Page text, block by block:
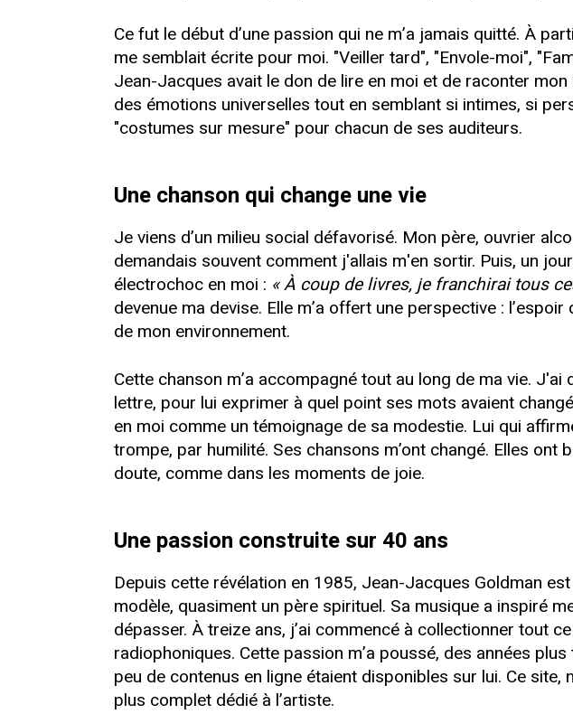
Ce fut le début d’une passion qui ne m’a jamais quitté. À
me semblait écrite pour moi. "Veiller tard", "Envole-moi",
Jean-Jacques avait le don de lire en moi et de raconter
des émotions universelles tout en semblant si intimes, si
"costumes sur mesure" pour chacun de ses auditeurs.
Une chanson qui change une vie
Je viens d’un milieu social défavorisé. Mon père, ouvrier
demandais souvent comment j'allais m'en sortir. Puis, un
électrochoc en moi : « À coup de livres, je franchirai tous
devenue ma devise. Elle m’a offert une perspective :
de mon environnement.
Cette chanson m’a accompagné tout au long de ma vie.
lettre, pour lui exprimer à quel point ses mots avaient
en moi comme un témoignage de sa modestie. Lui qui
trompe, par humilité. Ses chansons m’ont changé. Elles
doute, comme dans les moments de joie.
Une passion construite sur 40 ans
Depuis cette révélation en 1985, Jean-Jacques Goldman
modèle, quasiment un père spirituel. Sa musique a inspiré
dépasser. À treize ans, j’ai commencé à collectionner tout
radiophoniques. Cette passion m’a poussé, des années
peu de contenus en ligne étaient disponibles sur lui. Ce
plus complet dédié à l’artiste.